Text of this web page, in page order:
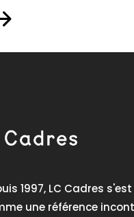
1997, LC Cadres
une référence